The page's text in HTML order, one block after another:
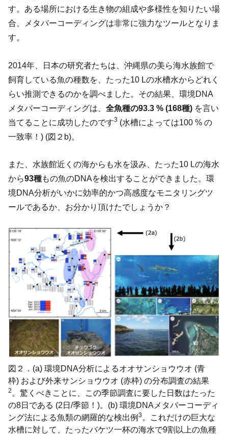
す。ある場所における生き物の組成や多様性を知りたい場
合、メタバーコーディングは非常に強力なツールとなりま
す。
2014年、日本の研究者たちは、沖縄県の美ら海水族館で
飼育している魚の種数を、たった10 Lの水槽水からどれく
らい推測できるのかを調べました。その結果、環境DNA
メタバーコーディングは、 全魚種の93.3 % (168種) を言い
当てることに成功したのです3 (水槽によっては100 % の
一致率！) (図２b)。
また、水族館近くの海からも水を汲み、たった10 Lの海水
から93種もの魚のDNAを検出することができました。環
境DNA分析がいかに効率的かつ高感度なモニタリングツ
ールであるか、お分かり頂けたでしょうか？
図２．(a) 環境DNA分析によるオオサンショウウオ (青
枠) および外来サンショウウオ (赤枠) の分布調査の結果
2 。驚くべきことに、この季節調査に要した日数はたった
の8日である (2日/季節！)。(b) 環境DNAメタバーコーディ
ング法による魚類の網羅的な検出例 3 。これだけの巨大な
水槽に対して、たったバケツ一杯の海水で9割以上の魚種